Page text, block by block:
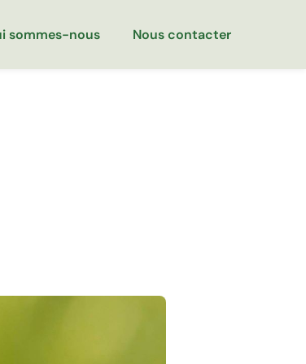
sommes-nous Nous contacter